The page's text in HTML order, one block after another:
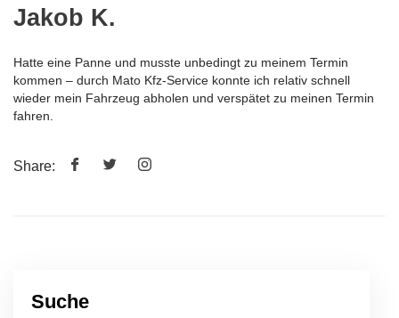
Jakob K.
Hatte eine Panne und musste unbedingt zu meinem Termin
kommen – durch Mato Kfz-Service konnte ich relativ schnell
wieder mein Fahrzeug abholen und verspätet zu meinen Termin
fahren.
Share:
Suche